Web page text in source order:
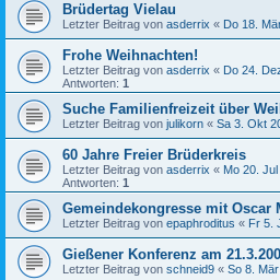
Brüdertag Vielau
Letzter Beitrag von asderrix « Do 18.
Frohe Weihnachten!
Letzter Beitrag von asderrix « Do 24.
Antworten: 1
Suche Familienfreizeit über
Letzter Beitrag von julikorn « Sa 3. Okt
60 Jahre Freier Brüderkreis
Letzter Beitrag von asderrix « Mo 20.
Antworten: 1
Gemeindekongresse mit Oscar
Letzter Beitrag von epaphroditus « Fr 5.
Gießener Konferenz am
Letzter Beitrag von schneid9 « So 8.